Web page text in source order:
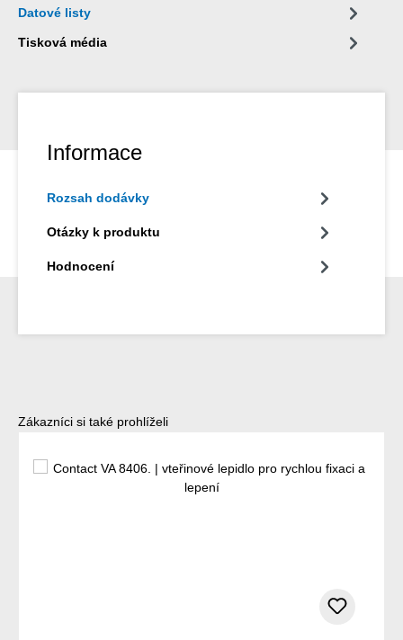
Datové listy
Tisková média
Informace
Rozsah dodávky
Otázky k produktu
Hodnocení
Přeskočit galerii produktů
Zákazníci si také prohlíželi